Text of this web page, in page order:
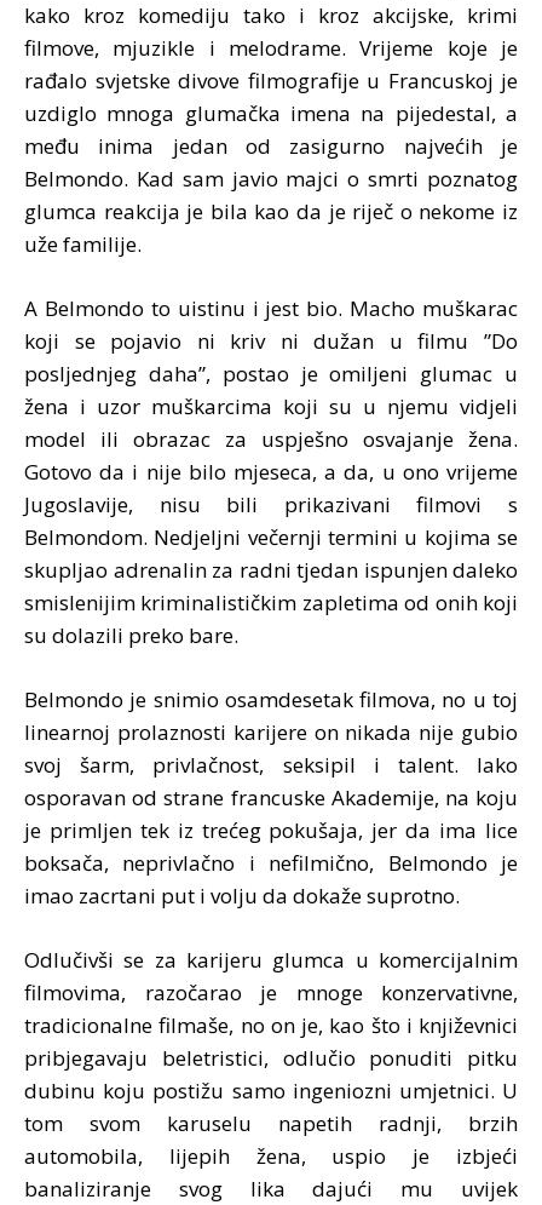
kako kroz komediju tako i kroz akcijske, krimi
filmove, mjuzikle i melodrame. Vrijeme koje je
rađalo svjetske divove filmografije u Francuskoj je
uzdiglo mnoga glumačka imena na pijedestal, a
među inima jedan od zasigurno najvećih je
Belmondo. Kad sam javio majci o smrti poznatog
glumca reakcija je bila kao da je riječ o nekome iz
uže familije.
A Belmondo to uistinu i jest bio. Macho muškarac
koji se pojavio ni kriv ni dužan u filmu ”Do
posljednjeg daha”, postao je omiljeni glumac u
žena i uzor muškarcima koji su u njemu vidjeli
model ili obrazac za uspješno osvajanje žena.
Gotovo da i nije bilo mjeseca, a da, u ono vrijeme
Jugoslavije, nisu bili prikazivani filmovi s
Belmondom. Nedjeljni večernji termini u kojima se
skupljao adrenalin za radni tjedan ispunjen daleko
smislenijim kriminalističkim zapletima od onih koji
su dolazili preko bare.
Belmondo je snimio osamdesetak filmova, no u toj
linearnoj prolaznosti karijere on nikada nije gubio
svoj šarm, privlačnost, seksipil i talent. Iako
osporavan od strane francuske Akademije, na koju
je primljen tek iz trećeg pokušaja, jer da ima lice
boksača, neprivlačno i nefilmično, Belmondo je
imao zacrtani put i volju da dokaže suprotno.
Odlučivši se za karijeru glumca u komercijalnim
filmovima, razočarao je mnoge konzervativne,
tradicionalne filmaše, no on je, kao što i književnici
pribjegavaju beletristici, odlučio ponuditi pitku
dubinu koju postižu samo ingeniozni umjetnici. U
tom svom karuselu napetih radnji, brzih
automobila, lijepih žena, uspio je izbjeći
banaliziranje svog lika dajući mu uvijek